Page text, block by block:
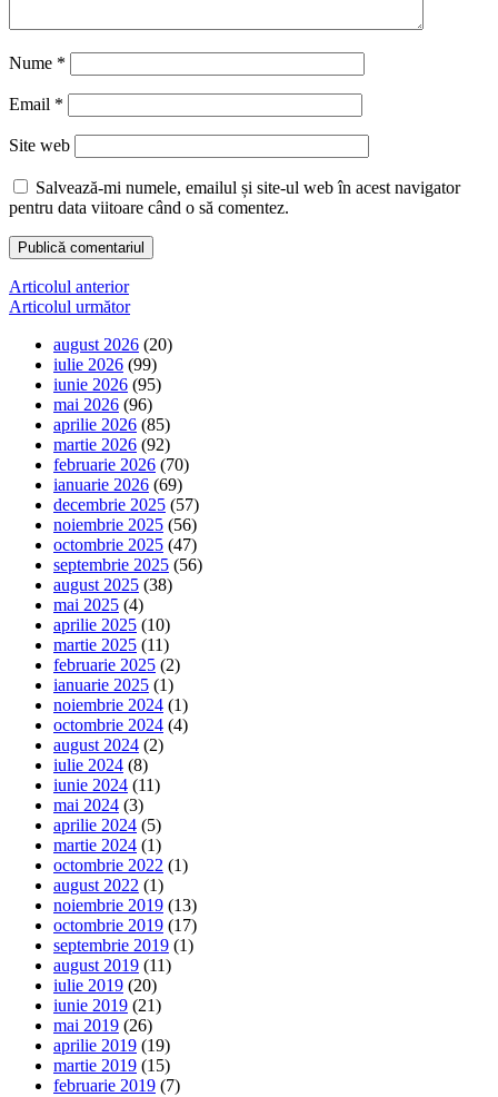
Nume *
Email *
Site web
Salvează-mi numele, emailul și site-ul web în acest navigator
pentru data viitoare când o să comentez.
Navigare
în
articole
Articolul anterior
Articolul următor
august 2026 (20)
iulie 2026 (99)
iunie 2026 (95)
mai 2026 (96)
aprilie 2026 (85)
martie 2026 (92)
februarie 2026 (70)
ianuarie 2026 (69)
decembrie 2025 (57)
noiembrie 2025 (56)
octombrie 2025 (47)
septembrie 2025 (56)
august 2025 (38)
mai 2025 (4)
aprilie 2025 (10)
martie 2025 (11)
februarie 2025 (2)
ianuarie 2025 (1)
noiembrie 2024 (1)
octombrie 2024 (4)
august 2024 (2)
iulie 2024 (8)
iunie 2024 (11)
mai 2024 (3)
aprilie 2024 (5)
martie 2024 (1)
octombrie 2022 (1)
august 2022 (1)
noiembrie 2019 (13)
octombrie 2019 (17)
septembrie 2019 (1)
august 2019 (11)
iulie 2019 (20)
iunie 2019 (21)
mai 2019 (26)
aprilie 2019 (19)
martie 2019 (15)
februarie 2019 (7)